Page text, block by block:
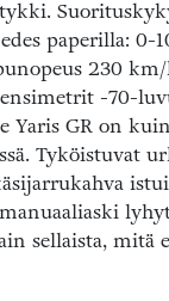
paperilla: 0-
230
-70-
Yaris GR on
Tyköistuvat
sellaista, mitä